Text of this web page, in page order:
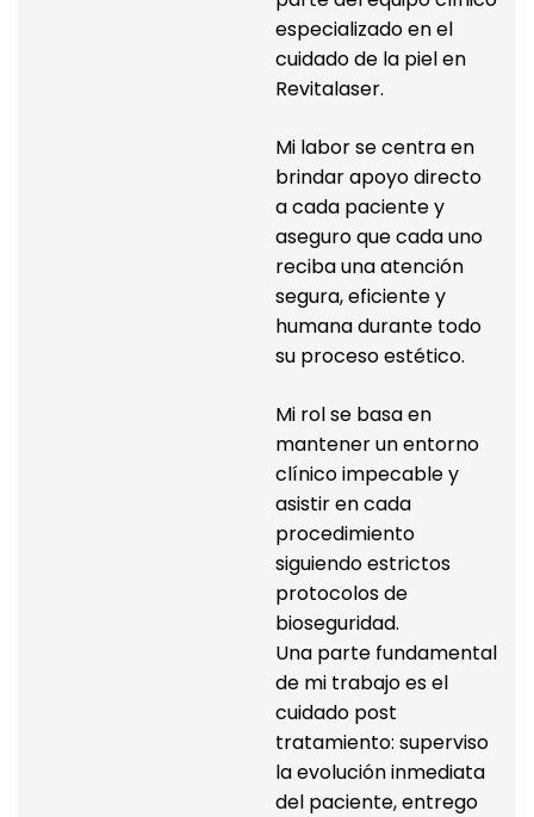
especializado en el
cuidado de la piel en
Revitalaser.
Mi labor se centra en
brindar apoyo directo
a cada paciente y
aseguro que cada uno
reciba una atención
segura, eficiente y
humana durante todo
su proceso estético.
Mi rol se basa en
mantener un entorno
clínico impecable y
asistir en cada
procedimiento
siguiendo estrictos
protocolos de
bioseguridad.
Una parte fundamental
de mi trabajo es el
cuidado post
tratamiento: superviso
la evolución inmediata
del paciente, entrego